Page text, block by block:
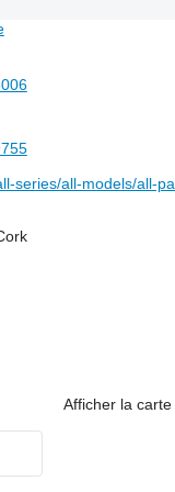
series/all-models/all-
Afficher la carte